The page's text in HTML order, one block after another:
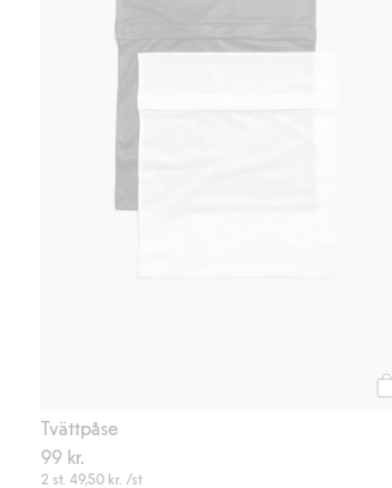
Tvättpåse
99 kr.
2 st. 49,50 kr. /st